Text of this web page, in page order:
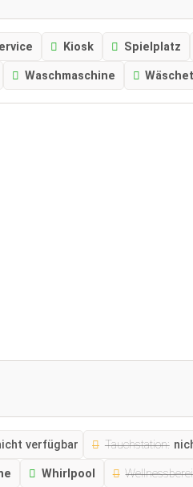
Kiosk Spielplatz
Waschmaschine
verfügbar Tauchstation:
Whirlpool